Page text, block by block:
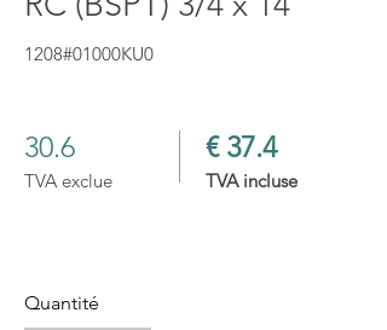
1208#01000KU0
30.6
TVA exclue
€ 37.4
TVA incluse
Quantité